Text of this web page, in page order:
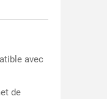
avec
de